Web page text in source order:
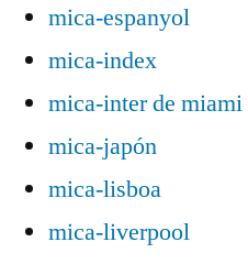
mica-espanyol
mica-index
mica-inter de miami
mica-japón
mica-lisboa
mica-liverpool